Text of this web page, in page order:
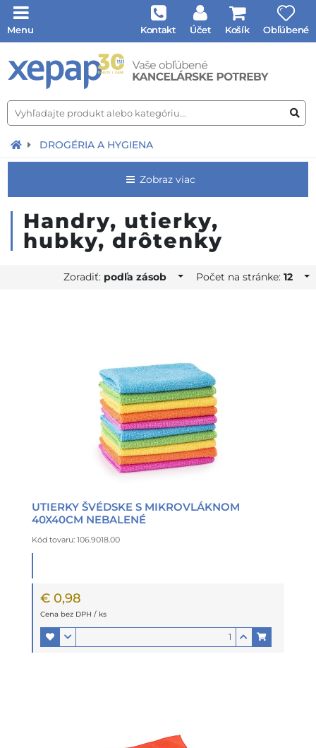
Menu Kontakt Účet Košík Obľúbené
DROGÉRIA A HYGIENA
Zobraz viac
Handry, utierky,
hubky, drôtenky
Zoradiť: podľa zásob Počet na stránke:12
UTIERKY ŠVÉDSKE S MIKROVLÁKNOM
40X40CM NEBALENÉ
Kód tovaru: 106.9018.00
€ 0,98
Cena bez DPH / ks